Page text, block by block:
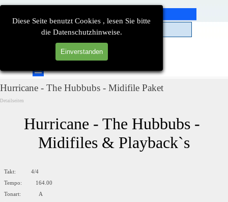
Diese Seite benutzt Cookies , lesen Sie bitte
die Datenschutzhinweise.
Einverstanden
Direkt zum Seiteninhalt
Menü überspringen
Hurricane - The Hubbubs - Midifile Paket
Detailseiten
Hurricane - The Hubbubs -
Midifiles & Playback`s
Takt: 4/4
Tempo: 164.00
Tonart: A